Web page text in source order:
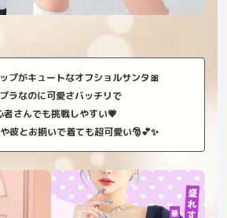
プがキュートなオフショルサンタ🎀
ラなのに可愛さバッチリで
者さんでも挑戦しやすい💗
彼とお揃いで着ても超可愛い🎅💕✨